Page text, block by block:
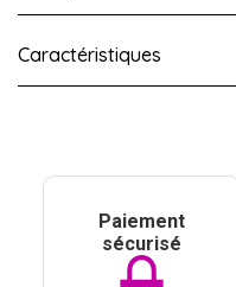
Caractéristiques
Paiement
sécurisé